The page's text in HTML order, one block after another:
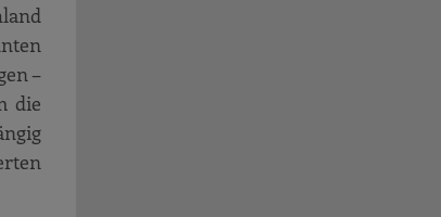
–
die